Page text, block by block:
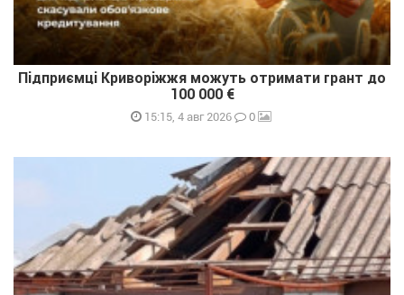
Підприємці Криворіжжя можуть отримати грант до
100 000 €
15:15, 4 авг 2026 0